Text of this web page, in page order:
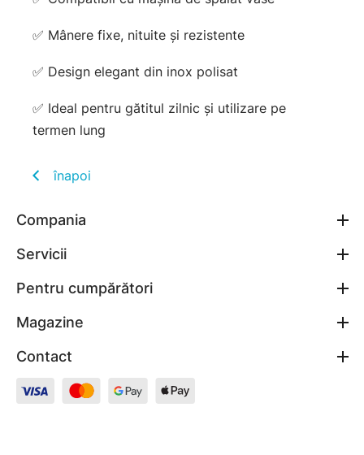
✅ Mânere fixe, nituite și rezistente
✅ Design elegant din inox polisat
✅ Ideal pentru gătitul zilnic și utilizare pe
termen lung
înapoi
Compania
Servicii
Pentru cumpărători
Magazine
Contact